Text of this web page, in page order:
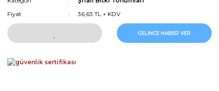
Fiyat
36,63 TL + KDV
GELİNCE HABER VER